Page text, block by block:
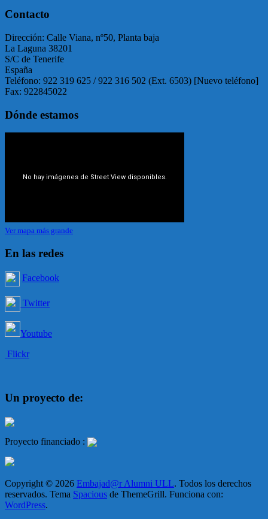
Contacto
Dirección: Calle Viana, nº50, Planta baja
La Laguna 38201
S/C de Tenerife
España
Teléfono: 922 319 625 / 922 316 502 (Ext. 6503) [Nuevo teléfono]
Fax: 922845022
Dónde estamos
Ver mapa más grande
En las redes
Facebook
Twitter
Youtube
Flickr
Un proyecto de:
Proyecto financiado :
Copyright © 2026 Embajad@r Alumni ULL. Todos los derechos
reservados. Tema Spacious de ThemeGrill. Funciona con:
WordPress.